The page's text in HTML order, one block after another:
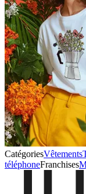
CatégoriesVêtements
téléphoneFranchises